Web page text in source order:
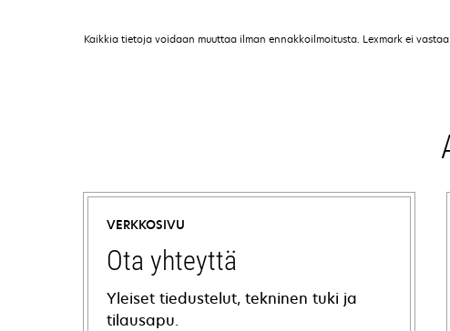
Kaikkia tietoja voidaan muuttaa ilman ennakkoilmoitusta. Lexmark ei
VERKKOSIVU
Ota yhteyttä
Yleiset tiedustelut, tekninen tuki ja
tilausapu.